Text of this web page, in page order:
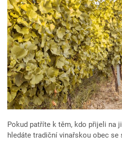
Pokud patříte k těm, kdo přijeli na
hledáte tradiční vinařskou obec se